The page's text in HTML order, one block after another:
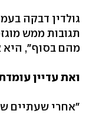
גולדין דבקה
תגובות ממש
מהם בסוף", היא
ואת עדיין
"אחרי שעתיים